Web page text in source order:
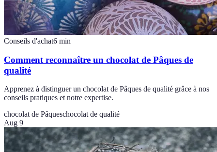
Conseils d'achat6 min
Comment reconnaître un chocolat de Pâques de
qualité
Apprenez à distinguer un chocolat de Pâques de qualité grâce à nos
conseils pratiques et notre expertise.
chocolat de Pâqueschocolat de qualité
Aug 9